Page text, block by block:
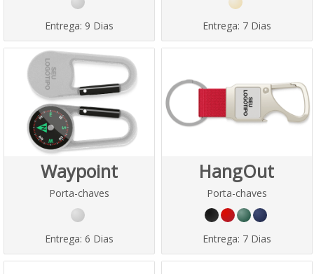
Entrega: 9 Dias Entrega: 7 Dias
Waypoint
Porta-chaves
Entrega: 6 Dias
HangOut
Porta-chaves
Entrega: 7 Dias